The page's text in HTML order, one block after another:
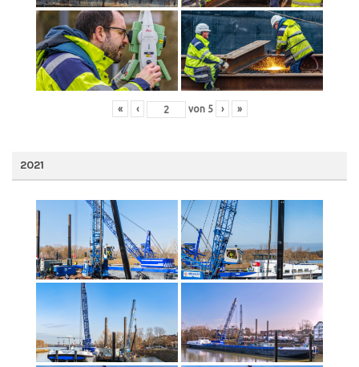
« ‹ von 5 › »
2021